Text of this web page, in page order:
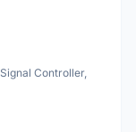
Controller,